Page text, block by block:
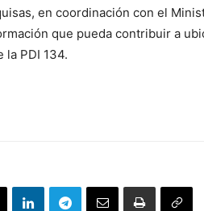
en coordinación con el
que pueda contribuir a
la PDI 134.